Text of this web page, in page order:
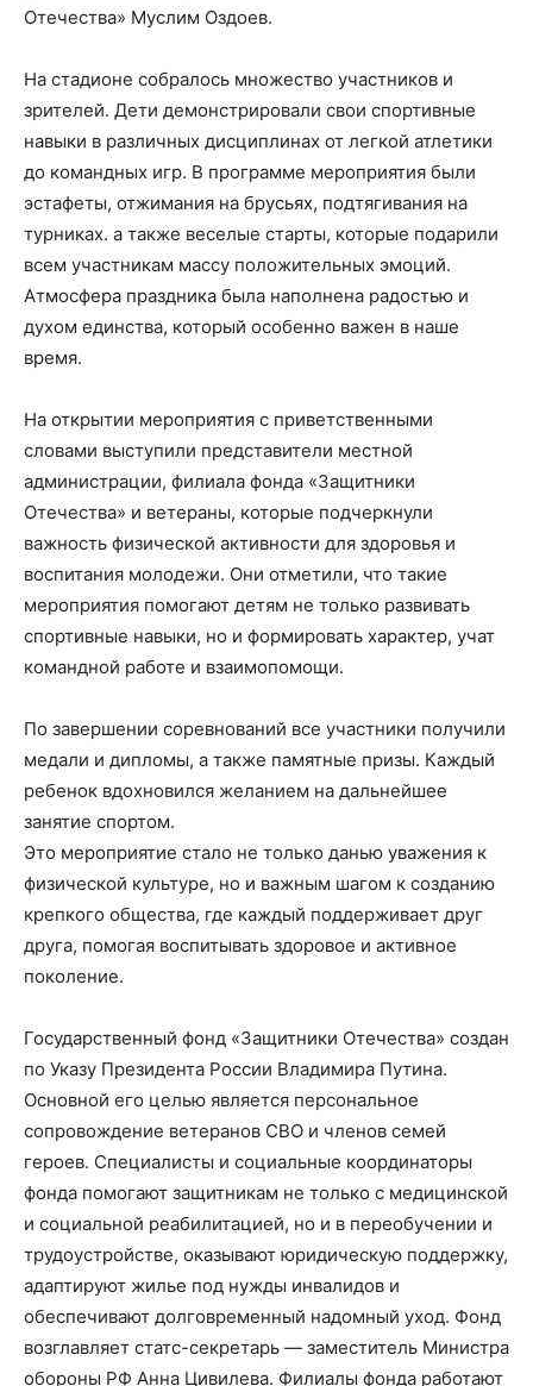
Отечества» Муслим Оздоев.
На стадионе собралось множество участников и
зрителей. Дети демонстрировали свои спортивные
навыки в различных дисциплинах от легкой атлетики
до командных игр. В программе мероприятия были
эстафеты, отжимания на брусьях, подтягивания на
турниках. а также веселые старты, которые подарили
всем участникам массу положительных эмоций.
Атмосфера праздника была наполнена радостью и
духом единства, который особенно важен в наше
время.
На открытии мероприятия с приветственными
словами выступили представители местной
администрации, филиала фонда «Защитники
Отечества» и ветераны, которые подчеркнули
важность физической активности для здоровья и
воспитания молодежи. Они отметили, что такие
мероприятия помогают детям не только развивать
спортивные навыки, но и формировать характер, учат
командной работе и взаимопомощи.
По завершении соревнований все участники получили
медали и дипломы, а также памятные призы. Каждый
ребенок вдохновился желанием на дальнейшее
занятие спортом.
Это мероприятие стало не только данью уважения к
физической культуре, но и важным шагом к созданию
крепкого общества, где каждый поддерживает друг
друга, помогая воспитывать здоровое и активное
поколение.
Государственный фонд «Защитники Отечества» создан
по Указу Президента России Владимира Путина.
Основной его целью является персональное
сопровождение ветеранов СВО и членов семей
героев. Специалисты и социальные координаторы
фонда помогают защитникам не только с медицинской
и социальной реабилитацией, но и в переобучении и
трудоустройстве, оказывают юридическую поддержку,
адаптируют жилье под нужды инвалидов и
обеспечивают долговременный надомный уход. Фонд
возглавляет статс-секретарь — заместитель Министра
обороны РФ Анна Цивилева. Филиалы фонда работают